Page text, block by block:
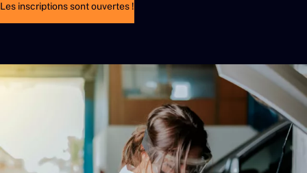
Les inscriptions sont ouvertes !